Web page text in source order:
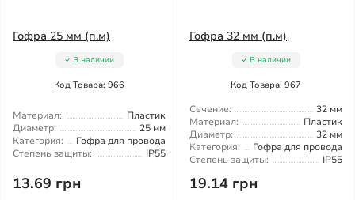
Гофра 25 мм (п.м)
В наличии
Код Товара: 966
Материал:
Пластик
Диаметр:
25 мм
Категория:
Гофра для провода
Степень защиты:
IP55
13.69 грн
Гофра 32 мм (п.м)
В наличии
Код Товара: 967
Сечение:
32 мм
Материал:
Пластик
Диаметр:
32 мм
Категория:
Гофра для провода
Степень защиты:
IP55
19.14 грн